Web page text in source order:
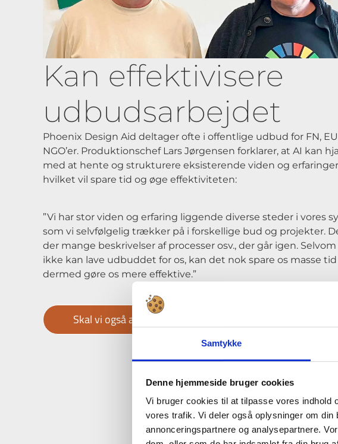
Samtykke
Denne hjemmeside bruger cookies
Vi bruger cookies til at tilpasse vores indhold
vores trafik. Vi deler også oplysninger om
annonceringspartnere og analysepartnere.
Kan effektivisere
udbudsarbejdet
Phoenix Design Aid deltager ofte i offentlige udbud for FN,
NGO’er. Produktionschef Lars Jørgensen forklarer, at AI kan
med at hente og strukturere eksisterende viden og
hvilket vil spare tid og øge effektiviteten:
”Vi har stor viden og erfaring liggende diverse steder i vores
som vi selvfølgelig trækker på i forskellige bud og projekter.
der mange beskrivelser af processer osv., der går igen. Selvom
ikke kan lave udbuddet for os, kan det nok spare os masse
dermed gøre os mere effektive.”
Skal vi også afdække jeres AI-potentiale?